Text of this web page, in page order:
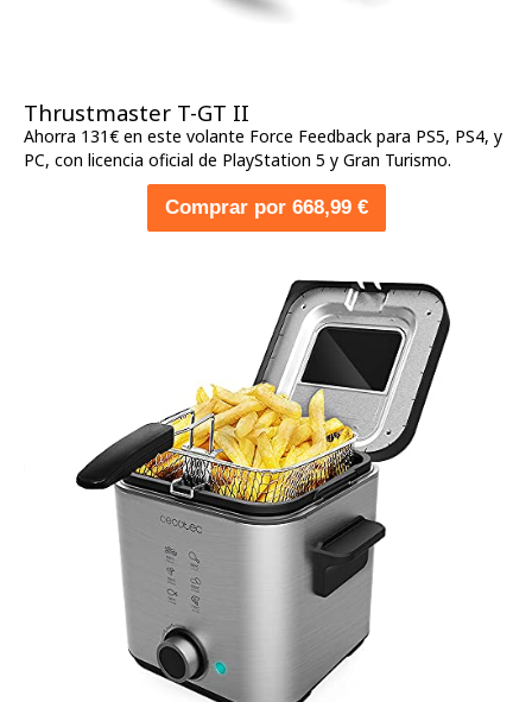
Thrustmaster T-GT II
Ahorra 131€ en este volante Force Feedback para PS5, PS4, y
PC, con licencia oficial de PlayStation 5 y Gran Turismo.
Comprar por 668,99 €